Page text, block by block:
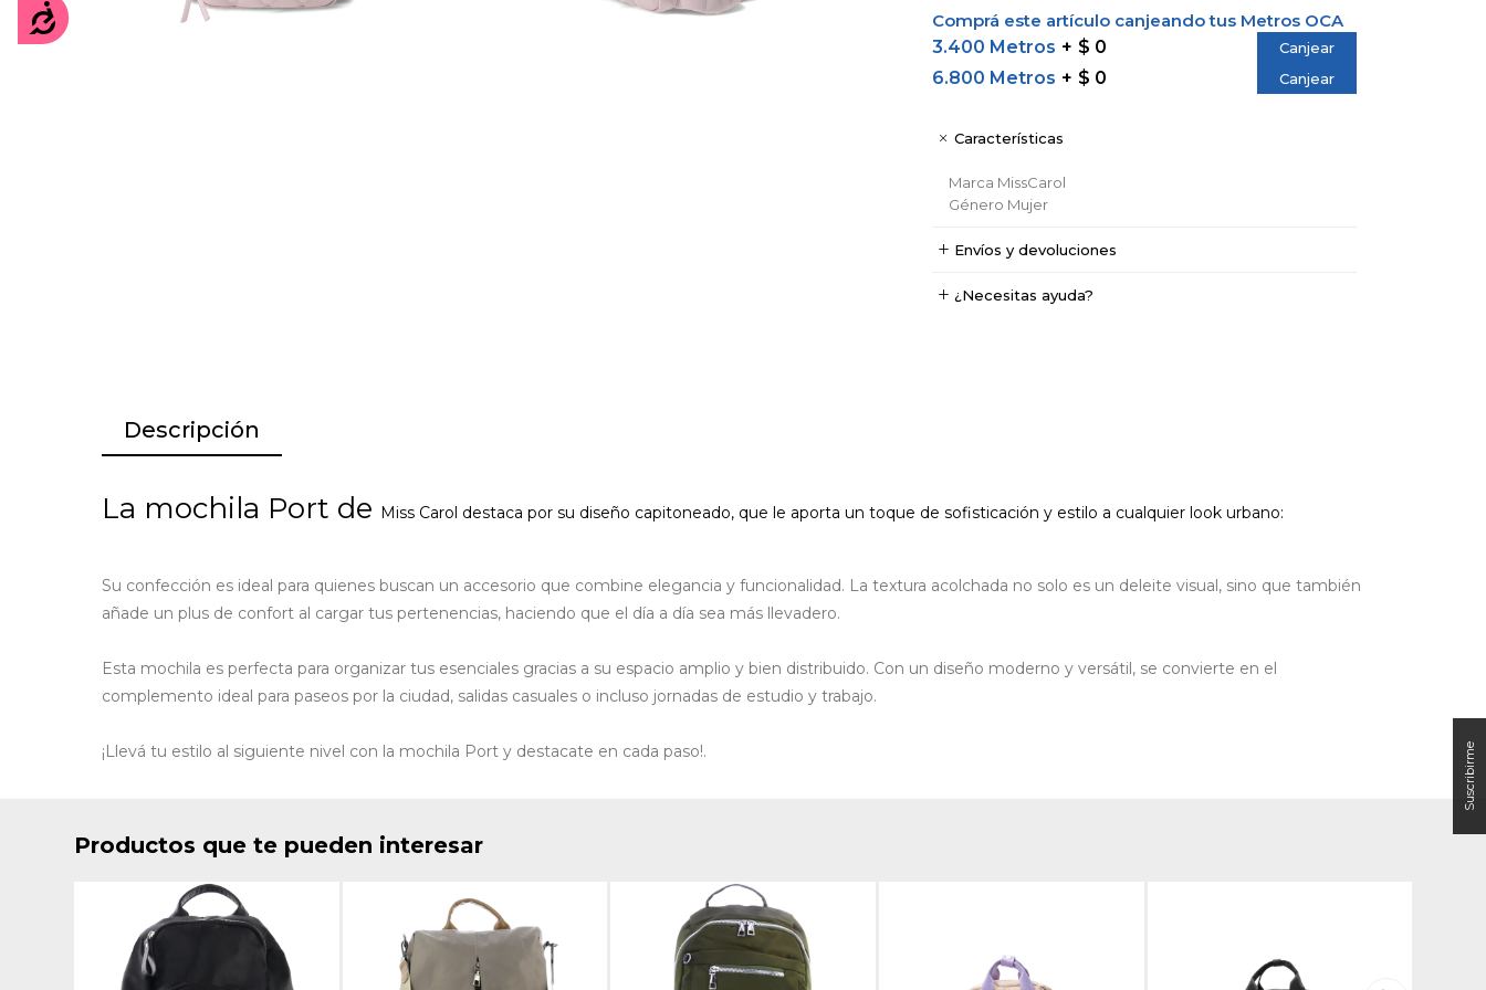
Accesibilidad
Comprá este artículo canjeando tus Metros OCA
3.400 Metros
$ 0 Canjear
6.800 Metros $ 0 Canjear
Características
Marca MissCarol
Género Mujer
Envíos y devoluciones
¿Necesitas ayuda?
Descripción
La mochila Port de Miss Carol destaca por su diseño capitoneado, que le aporta un toque de sofisticación y estilo a cualquier look urbano:
Su confección es ideal para quienes buscan un accesorio que combine elegancia y funcionalidad. La textura acolchada no solo es un deleite visual, sino que también
añade un plus de confort al cargar tus pertenencias, haciendo que el día a día sea más llevadero.
Esta mochila es perfecta para organizar tus esenciales gracias a su espacio amplio y bien distribuido. Con un diseño moderno y versátil, se convierte en el
complemento ideal para paseos por la ciudad, salidas casuales o incluso jornadas de estudio y trabajo.
¡Llevá tu estilo al siguiente nivel con la mochila Port y destacate en cada paso!.
Productos que te pueden interesar